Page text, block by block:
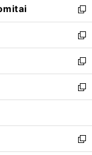
で
開
く
ド
ウ
で
開
く
ィ
ン
ド
ウ
で
開
く
い
ウ
ィ
ン
ド
ウ
で
開
新
し
い
ウ
ィ
ン
ド
ウ
開
く
新
し
い
ウ
ィ
ン
ウ
で
開
新
し
い
ウ
ン
ド
ウ
新
し
ウ
ィ
ン
新